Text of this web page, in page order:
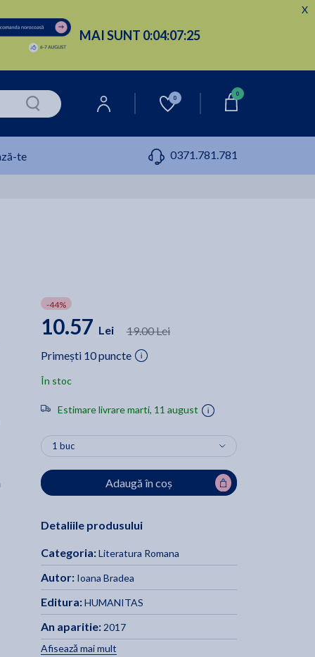
MAI SUNT 0:04:07:24
X
0
0
te 0371.781.781
-44%
10.57 Lei
19.00 Lei
Primești 10 puncte
În stoc
Estimare livrare marti, 11 august
Adaugă în coș
Detaliile produsului
Categoria:Literatura Romana
Autor:Ioana Bradea
Editura:HUMANITAS
An aparitie:2017
Afisează mai mult